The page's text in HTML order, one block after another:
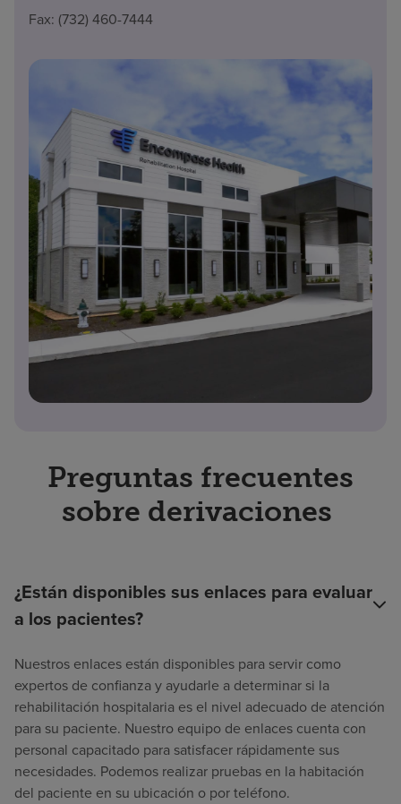
Fax: (732) 460-7444
Preguntas frecuentes
sobre derivaciones
¿Están disponibles sus enlaces para evaluar
a los pacientes?
Nuestros enlaces están disponibles para servir como
expertos de confianza y ayudarle a determinar si la
rehabilitación hospitalaria es el nivel adecuado de atención
para su paciente. Nuestro equipo de enlaces cuenta con
personal capacitado para satisfacer rápidamente sus
necesidades. Podemos realizar pruebas en la habitación
del paciente en su ubicación o por teléfono.